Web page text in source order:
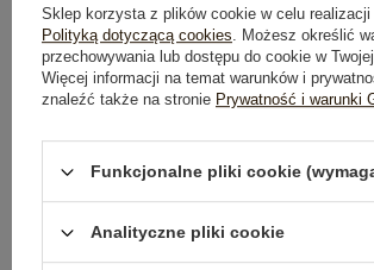
Zamów w ciągu02:20:38 sek.,
a wyślemyjeszcze dzisiaj!
Sklep korzysta z plików cookie w celu realizacji
Polityką dotyczącą cookies. Możesz określić
przechowywania lub dostępu do cookie w
Więcej informacji na temat warunków i
znaleźć także na stronie Prywatność i warunki
Funkcjonalne pliki cookie
Analityczne pliki cookie